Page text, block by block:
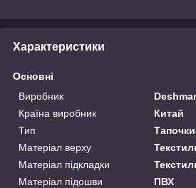
Характеристики
Основні
Виробник
Країна виробник
Китай
Тип
Матеріал верху
Матеріал підкладки
Матеріал підошви
ПВХ